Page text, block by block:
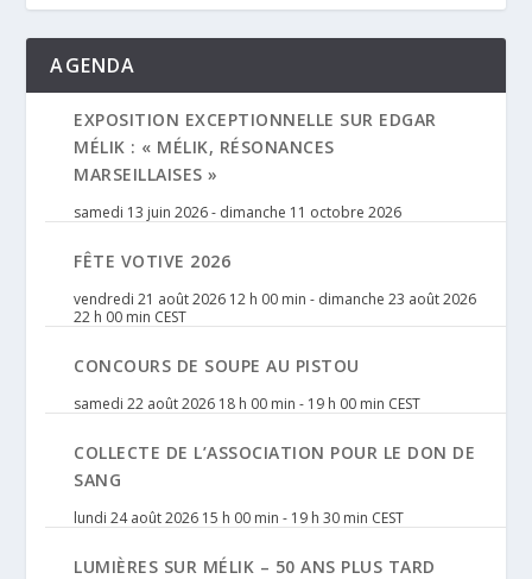
AGENDA
EXPOSITION EXCEPTIONNELLE SUR EDGAR
MÉLIK : « MÉLIK, RÉSONANCES
MARSEILLAISES »
samedi 13 juin 2026- dimanche 11 octobre 2026
FÊTE VOTIVE 2026
vendredi 21 août 2026 12 h 00 min - dimanche 23 août 2026
22 h 00 min CEST
CONCOURS DE SOUPE AU PISTOU
samedi 22 août 2026 18 h 00 min - 19 h 00 min CEST
COLLECTE DE L’ASSOCIATION POUR LE DON DE
SANG
lundi 24 août 2026 15 h 00 min - 19 h 30 min CEST
LUMIÈRES SUR MÉLIK – 50 ANS PLUS TARD